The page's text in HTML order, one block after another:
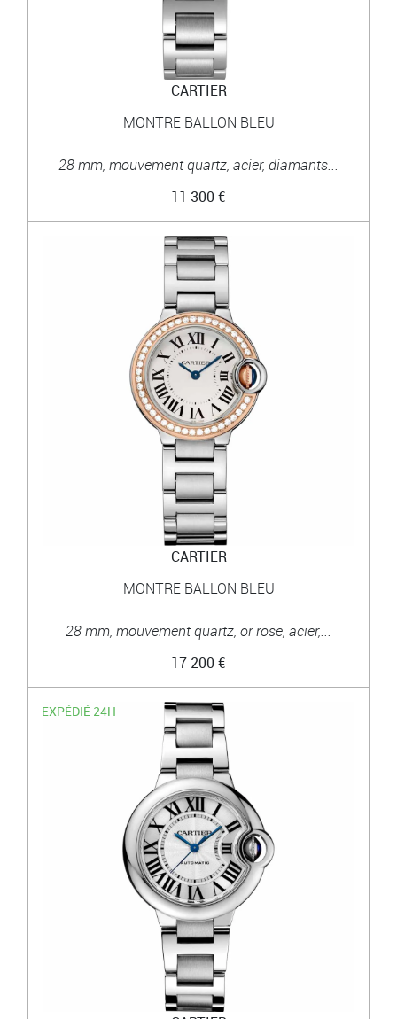
CARTIER
MONTRE BALLON BLEU
28 mm, mouvement quartz, acier, diamants...
11 300 €
CARTIER
MONTRE BALLON BLEU
28 mm, mouvement quartz, or rose, acier,...
17 200 €
EXPÉDIÉ 24H